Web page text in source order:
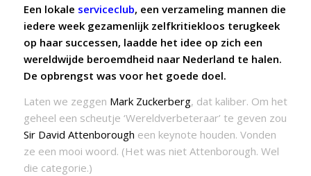
Een lokale serviceclub, een verzameling mannen die
iedere week gezamenlijk zelfkritiekloos terugkeek
op haar successen, laadde het idee op zich een
wereldwijde beroemdheid naar Nederland te halen.
De opbrengst was voor het goede doel.
Laten we zeggen Mark Zuckerberg, dat kaliber. Om het
geheel een scheutje ‘Wereldverbeteraar’ te geven zou
Sir David Attenborough een keynote houden. Vonden
ze een mooi woord. (Het was niet Attenborough. Wel
die categorie.)